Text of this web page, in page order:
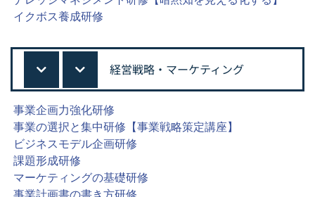
イクボス養成研修
経営戦略・マーケティング
事業企画力強化研修
事業の選択と集中研修【事業戦略策定講座】
ビジネスモデル企画研修
課題形成研修
マーケティングの基礎研修